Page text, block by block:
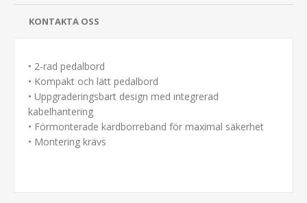
KONTAKTA OSS
• 2-rad pedalbord
• Kompakt och lätt pedalbord
• Uppgraderingsbart design med integrerad
kabelhantering
• Förmonterade kardborreband för maximal säkerhet
• Montering krävs